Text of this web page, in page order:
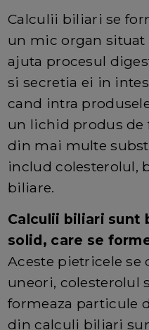
Calculii biliari se
un mic organ situat
ajuta procesul
si secretia ei in
cand intra
un lichid produs de
din mai multe
includ colesterolul,
biliare.
Calculii biliari sunt
solid, care se
Aceste pietricele se
uneori,
formeaza particule
din calculi biliari